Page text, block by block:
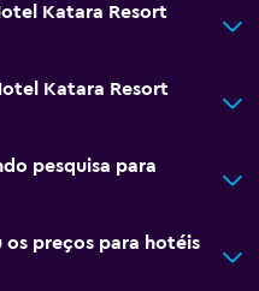
Katara Resort
Katara Resort
pesquisa para
preços para hotéis